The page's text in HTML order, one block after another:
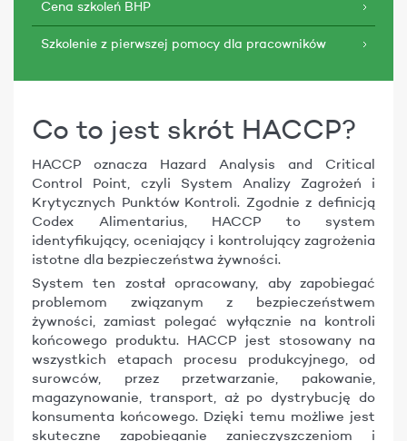
Cena szkoleń BHP
Szkolenie z pierwszej pomocy dla pracowników
Co to jest skrót HACCP?
HACCP oznacza Hazard Analysis and Critical
Control Point, czyli System Analizy Zagrożeń i
Krytycznych Punktów Kontroli. Zgodnie z definicją
Codex Alimentarius, HACCP to system
identyfikujący, oceniający i kontrolujący zagrożenia
istotne dla bezpieczeństwa żywności.
System ten został opracowany, aby zapobiegać
problemom związanym z bezpieczeństwem
żywności, zamiast polegać wyłącznie na kontroli
końcowego produktu. HACCP jest stosowany na
wszystkich etapach procesu produkcyjnego, od
surowców, przez przetwarzanie, pakowanie,
magazynowanie, transport, aż po dystrybucję do
konsumenta końcowego. Dzięki temu możliwe jest
skuteczne zapobieganie zanieczyszczeniom i